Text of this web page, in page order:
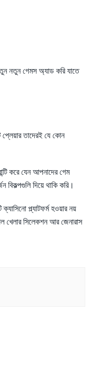
নতুন গেমস অ্যাড করি যাতে
প্লেয়ার তাদেরই যে কোন
করে যেন আপনাদের গেম
দিয়ে থাকি করি।
প্ল্যাটফর্ম হওয়ার নয়
খেলার সিলেকশন আর জেনারাস